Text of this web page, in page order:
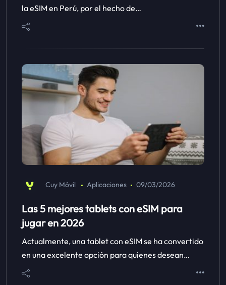
la eSIM en Perú, por el hecho de…
Cuy Móvil Aplicaciones 09/03/2026
Las 5 mejores tablets con eSIM para
jugar en 2026
Actualmente, una tablet con eSIM se ha convertido
en una excelente opción para quienes desean…